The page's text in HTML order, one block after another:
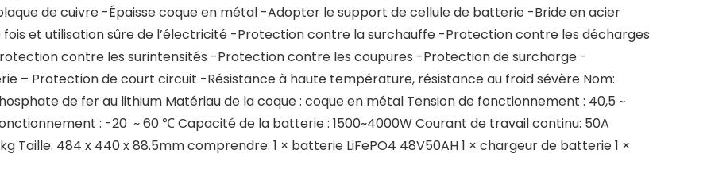
de cuivre -Épaisse coque en métal -Adopter le support de cellule de batterie -Bride en acier
et utilisation sûre de l’électricité -Protection contre la surchauffe -Protection contre les décharges
contre les surintensités -Protection contre les coupures -Protection de surcharge -
– Protection de court circuit -Résistance à haute température, résistance au froid sévère Nom:
de fer au lithium Matériau de la coque : coque en métal Tension de fonctionnement : 40,5 ~
: -20 ~ 60 ℃ Capacité de la batterie : 1500~4000W Courant de travail continu: 50A
Taille: 484 x 440 x 88.5mm comprendre: 1 × batterie LiFePO4 48V50AH 1 × chargeur de batterie 1 ×